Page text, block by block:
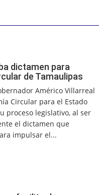
dictamen para
de Tamaulipas
Américo Villarreal
Circular para el Estado
proceso legislativo, al ser
el dictamen que
impulsar el...